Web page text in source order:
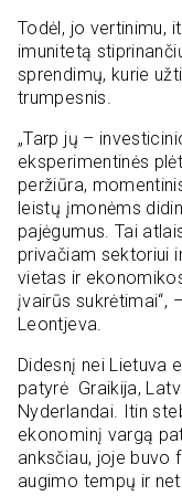
Todėl, jo vertinimu,
imunitetą
sprendimų, kurie
trumpesnis.
„Tarp jų –
eksperimentinės
peržiūra,
leistų įmonėms
pajėgumus. Tai
privačiam sektoriui
vietas ir
įvairūs sukrėtimai“,
Leontjeva.
Didesnį nei Lietuva
patyrė Graikija,
Nyderlandai. Itin
ekonominį vargą
anksčiau, joje buvo
augimo tempų ir